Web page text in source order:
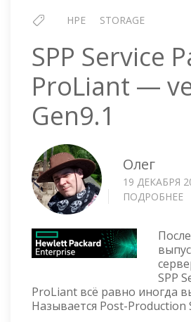
HPE STORAGE
SPP Service
ProLiant —
Gen9.1
Олег
19 ДЕКАБРЯ
ПОДРОБНЕЕ
SPP
ProLiant всё равно иногда
Называется Post-Production